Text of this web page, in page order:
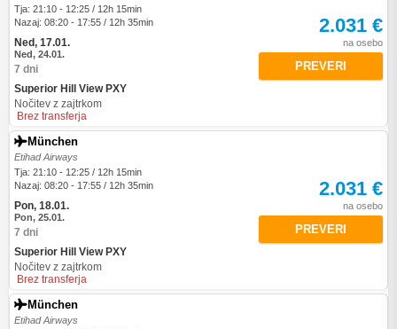
Tja: 21:10 - 12:25 / 12h 15min
Nazaj: 08:20 - 17:55 / 12h 35min
Ned, 17.01.
Ned, 24.01.
7 dni
Superior Hill View PXY
Nočitev z zajtrkom
Brez transferja
2.031 €
na osebo
PREVERI
München
Etihad Airways
Tja: 21:10 - 12:25 / 12h 15min
Nazaj: 08:20 - 17:55 / 12h 35min
Pon, 18.01.
Pon, 25.01.
7 dni
Superior Hill View PXY
Nočitev z zajtrkom
Brez transferja
2.031 €
na osebo
PREVERI
München
Etihad Airways